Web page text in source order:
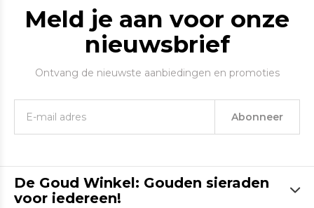
Meld je aan voor onze
nieuwsbrief
Ontvang de nieuwste aanbiedingen en promoties
Abonneer
De Goud Winkel: Gouden sieraden
voor iedereen!